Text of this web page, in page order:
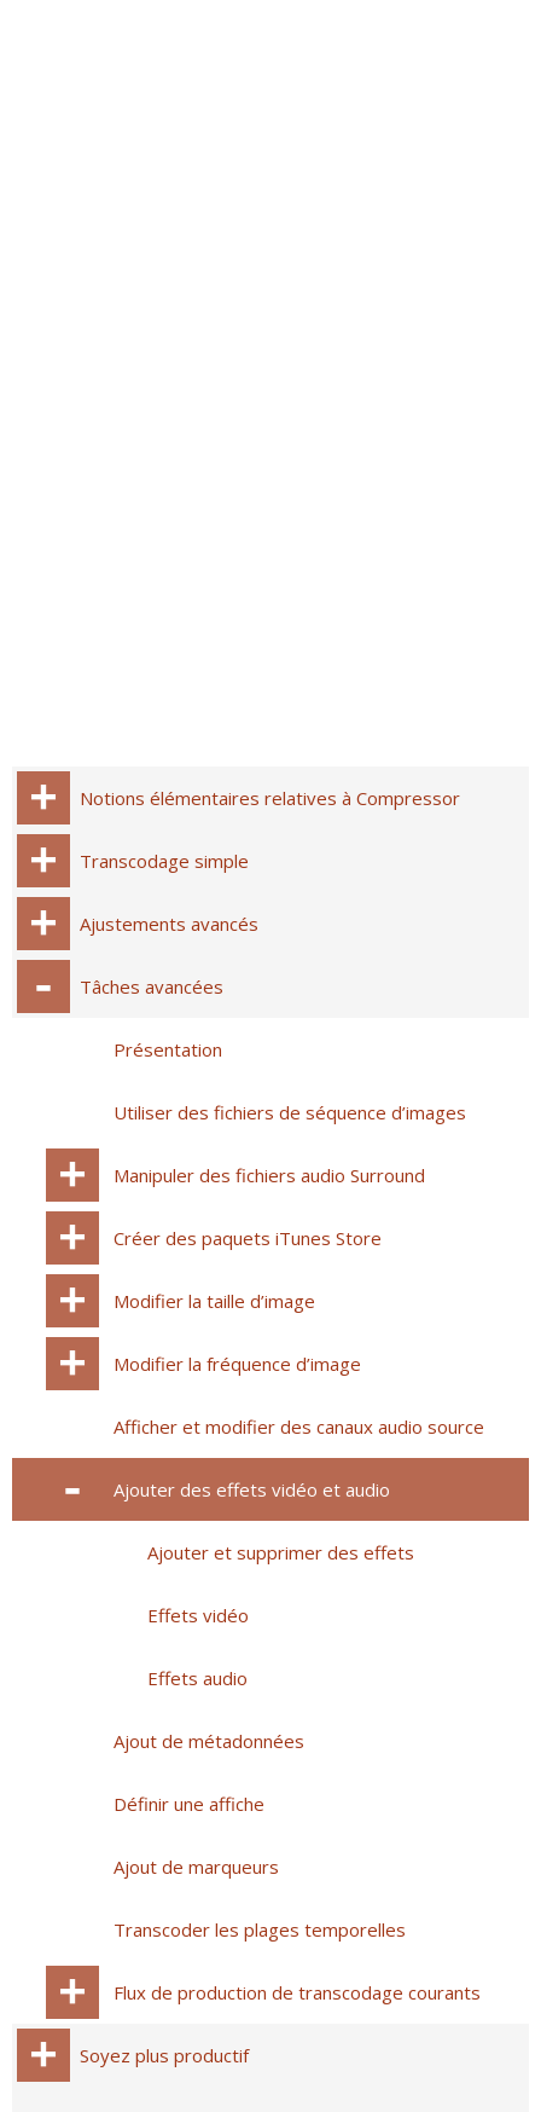
Notions élémentaires relatives à Compressor
Transcodage simple
Ajustements avancés
Tâches avancées
Présentation
Utiliser des fichiers de séquence d’images
Manipuler des fichiers audio Surround
Créer des paquets iTunes Store
Modifier la taille d’image
Modifier la fréquence d’image
Afficher et modifier des canaux audio source
Ajouter des effets vidéo et audio
Ajouter et supprimer des effets
Effets vidéo
Effets audio
Ajout de métadonnées
Définir une affiche
Ajout de marqueurs
Transcoder les plages temporelles
Flux de production de transcodage courants
Soyez plus productif